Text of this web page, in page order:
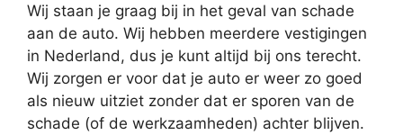
Wij staan je graag bij in het geval van schade
aan de auto. Wij hebben meerdere vestigingen
in Nederland, dus je kunt altijd bij ons terecht.
Wij zorgen er voor dat je auto er weer zo goed
als nieuw uitziet zonder dat er sporen van de
schade (of de werkzaamheden) achter blijven.